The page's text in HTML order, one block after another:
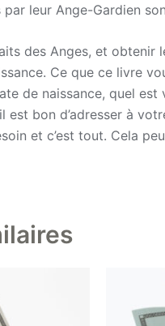
par leur Ange-Gardien
des Anges, et obtenir
Ce que ce livre
de naissance, quel
est bon d’adresser à
et c’est tout. Cela